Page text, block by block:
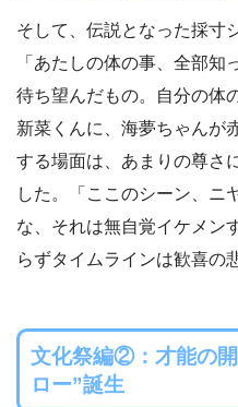
そして、伝説となった採寸
「あたしの体の事、全部
待ち望んだもの。自分の体
新菜くんに、海夢ちゃんが
する場面は、あまりの尊さ
した。「ここのシーン、ニ
な、それは無自覚イケメン
らずタイムラインは歓喜の
文化祭編②：才能の
ロー”誕生